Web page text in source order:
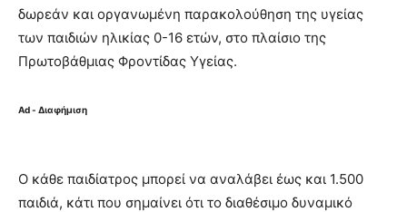
δωρεάν και οργανωμένη παρακολούθηση της υγείας
των παιδιών ηλικίας 0-16 ετών, στο πλαίσιο της
Πρωτοβάθμιας Φροντίδας Υγείας.
Ad - Διαφήμιση
Ο κάθε παιδίατρος μπορεί να αναλάβει έως και 1.500
παιδιά, κάτι που σημαίνει ότι το διαθέσιμο δυναμικό